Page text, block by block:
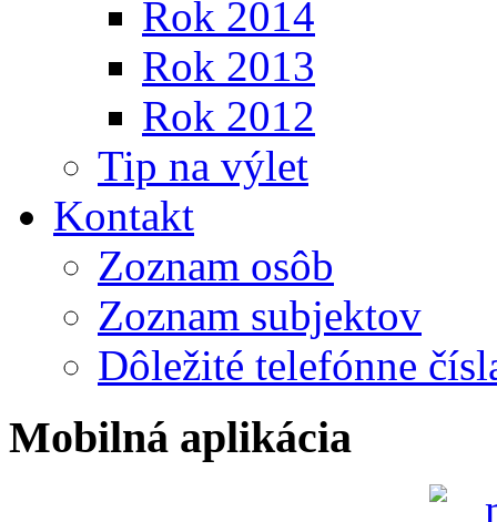
Rok 2014
Rok 2013
Rok 2012
Tip na výlet
Kontakt
Zoznam osôb
Zoznam subjektov
Dôležité telefónne
Mobilná aplikácia